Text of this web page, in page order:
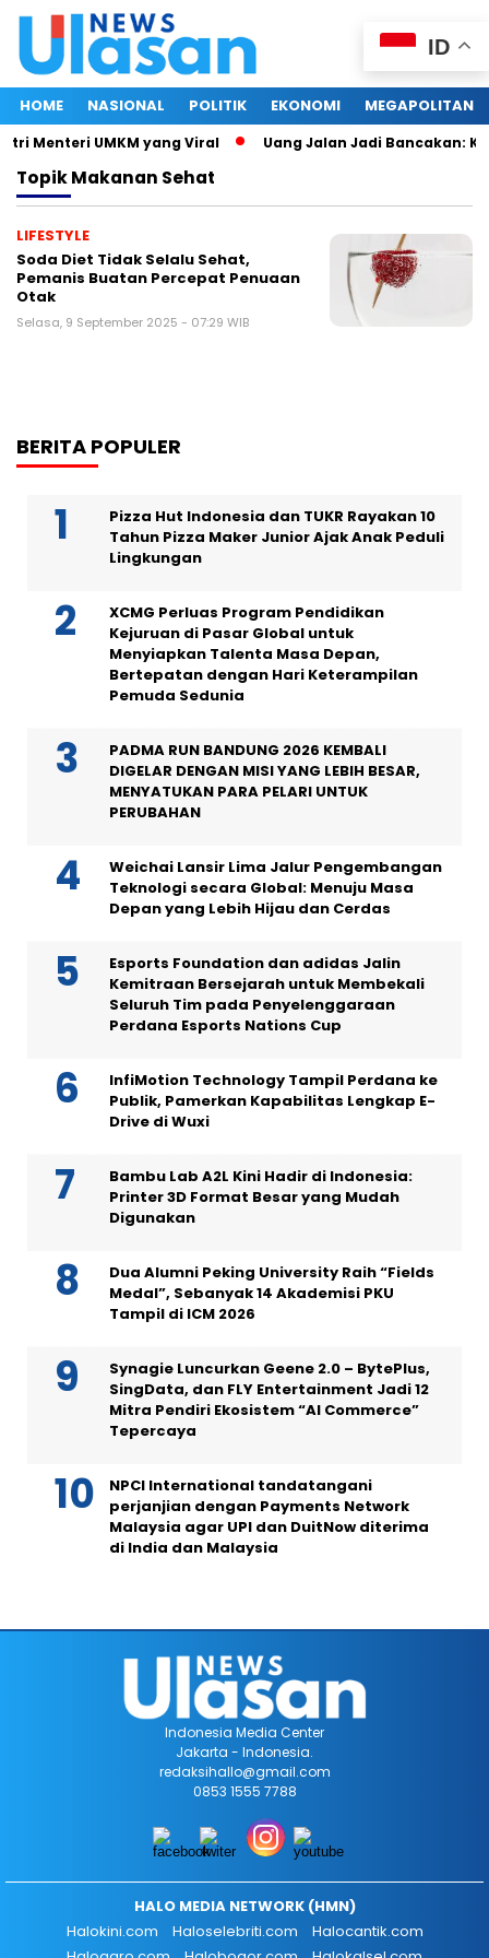
HOME NASIONAL POLITIK EKONOMI MEGAPOLITAN
Menteri UMKM yang Viral Uang Jalan Jadi Bancakan:
TopikMakanan Sehat
LIFESTYLE
Soda Diet Tidak Selalu Sehat,
Pemanis Buatan Percepat Penuaan
Otak
Selasa, 9 September 2025 - 07:29 WIB
BERITA POPULER
Pizza Hut Indonesia dan TUKR Rayakan 10
Tahun Pizza Maker Junior Ajak Anak Peduli
Lingkungan
XCMG Perluas Program Pendidikan
Kejuruan di Pasar Global untuk
Menyiapkan Talenta Masa Depan,
Bertepatan dengan Hari Keterampilan
Pemuda Sedunia
PADMA RUN BANDUNG 2026 KEMBALI
DIGELAR DENGAN MISI YANG LEBIH BESAR,
MENYATUKAN PARA PELARI UNTUK
PERUBAHAN
Weichai Lansir Lima Jalur Pengembangan
Teknologi secara Global: Menuju Masa
Depan yang Lebih Hijau dan Cerdas
Esports Foundation dan adidas Jalin
Kemitraan Bersejarah untuk Membekali
Seluruh Tim pada Penyelenggaraan
Perdana Esports Nations Cup
InfiMotion Technology Tampil Perdana ke
Publik, Pamerkan Kapabilitas Lengkap E-
Drive di Wuxi
Bambu Lab A2L Kini Hadir di Indonesia:
Printer 3D Format Besar yang Mudah
Digunakan
Dua Alumni Peking University Raih “Fields
Medal”, Sebanyak 14 Akademisi PKU
Tampil di ICM 2026
Synagie Luncurkan Geene 2.0 – BytePlus,
SingData, dan FLY Entertainment Jadi 12
Mitra Pendiri Ekosistem “AI Commerce”
Tepercaya
NPCI International tandatangani
perjanjian dengan Payments Network
Malaysia agar UPI dan DuitNow diterima
di India dan Malaysia
ID
Indonesia Media Center
Jakarta - Indonesia.
redaksihallo@gmail.com
0853 1555 7788
HALO MEDIA NETWORK (HMN)
Halokini.com
Haloselebriti.com
Halocantik.com